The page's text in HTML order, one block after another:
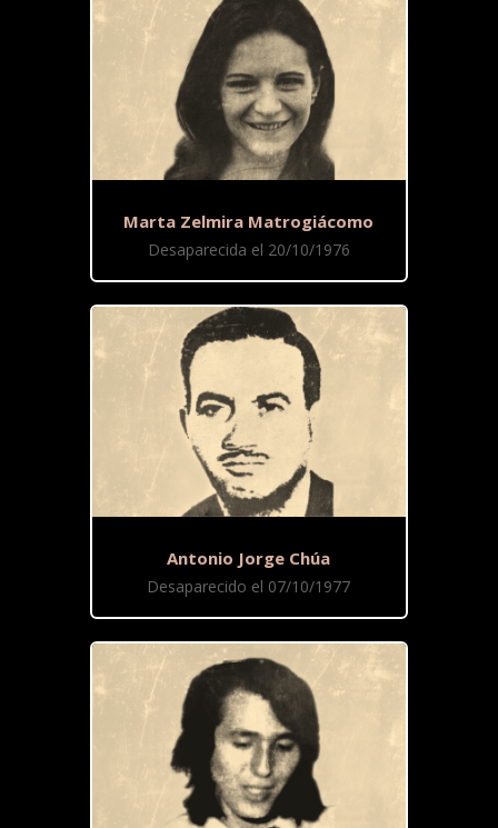
Marta Zelmira Matrogiácomo
Desaparecida el 20/10/1976
Antonio Jorge Chúa
Desaparecido el 07/10/1977